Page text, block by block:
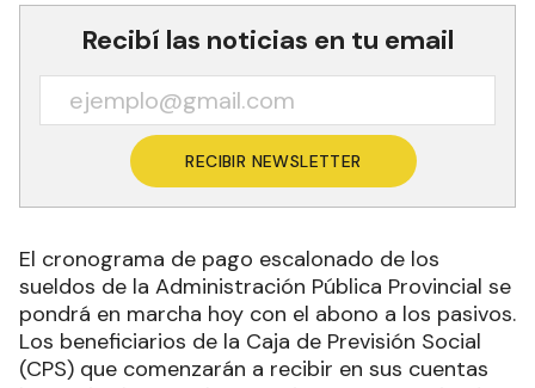
Recibí las noticias en tu email
RECIBIR NEWSLETTER
El cronograma de pago escalonado de los
sueldos de la Administración Pública Provincial se
pondrá en marcha hoy con el abono a los pasivos.
Los beneficiarios de la Caja de Previsión Social
(CPS) que comenzarán a recibir en sus cuentas